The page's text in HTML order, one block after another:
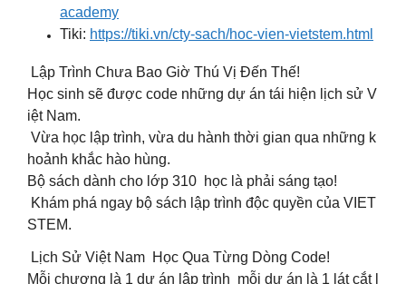
academy
Tiki: https://tiki.vn/cty-sach/hoc-vien-vietstem.html
Lập Trình Chưa Bao Giờ Thú Vị Đến Thế!
Học sinh sẽ được code những dự án tái hiện lịch sử V
iệt Nam.
Vừa học lập trình, vừa du hành thời gian qua những k
hoảnh khắc hào hùng.
Bộ sách dành cho lớp 310 học là phải sáng tạo!
Khám phá ngay bộ sách lập trình độc quyền của VIET
STEM.
Lịch Sử Việt Nam Học Qua Từng Dòng Code!
Mỗi chương là 1 dự án lập trình mỗi dự án là 1 lát cắt l